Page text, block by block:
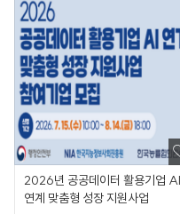
2026년 공공데이터 활용기업 AI
연계 맞춤형 성장 지원사업